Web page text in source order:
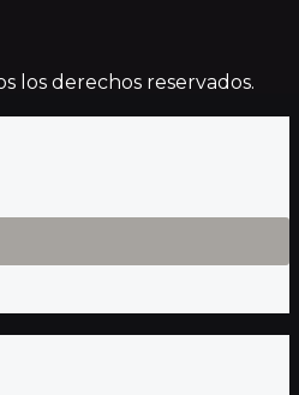
los derechos reservados.